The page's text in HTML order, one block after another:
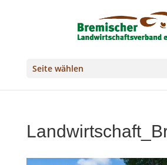
Seite wählen